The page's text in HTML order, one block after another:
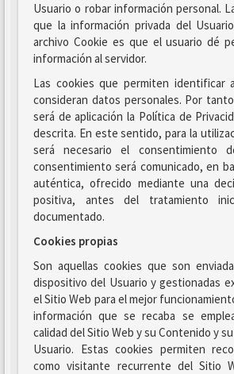
Usuario o robar información personal.
que la información privada del
archivo Cookie es que el usuario dé
información al servidor.
Las cookies que permiten identificar
consideran datos personales. Por
será de aplicación la Política de
descrita. En este sentido, para la
será necesario el consentimiento
consentimiento será comunicado, en
auténtica, ofrecido mediante una
positiva, antes del tratamiento
documentado.
Cookies propias
Son aquellas cookies que son
dispositivo del Usuario y gestionadas
el Sitio Web para el mejor
información que se recaba se
calidad del Sitio Web y su Contenido y
Usuario. Estas cookies permiten
como visitante recurrente del Sitio